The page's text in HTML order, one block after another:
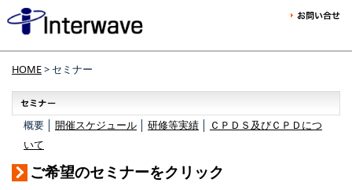
HOME> セミナー
概要 │ 開催スケジュール 研修等実績
ＣＰＤＳ及びＣＰＤにつ
いて
ご希望のセミナーをクリック